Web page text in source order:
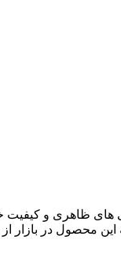
ظاهری و کیفیت
این محصول در